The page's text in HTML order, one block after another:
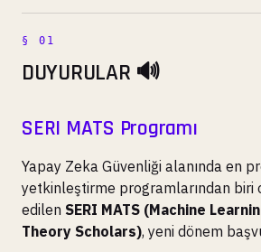
DUYURULAR 🔊
SERI MATS Programı
Yapay Zeka Güvenliği alanında en
yetkinleştirme programlarından biri
edilen SERI MATS (Machine
Theory Scholars), yeni dönem